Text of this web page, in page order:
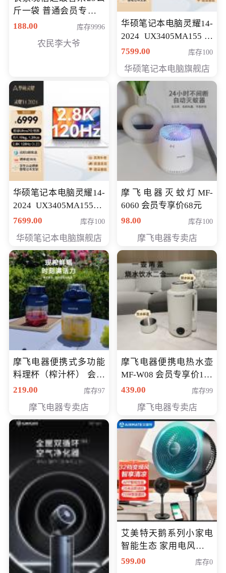
斤一袋 普通会员专享价
格178元
188.00 库存9996
农民李大爷
华硕笔记本电脑灵耀14-
2024 UX3405MA155冰
川银 oled 智慧轻薄本 会
7599.00 库存100
华硕笔记本电脑旗舰店
华硕笔记本电脑灵耀14-
2024 UX3405MA155夜
空蓝 oled 智慧轻薄本 会
7699.00 库存100
华硕笔记本电脑旗舰店
摩飞电器灭蚊灯MF-
6060 会员专享价68元
98.00
库存100
摩飞电器专卖店
摩飞电器便携式多功能
料理杯（榨汁杯） 会员
专享价118元
219.00 库存97
摩飞电器专卖店
摩飞电器便携电热水壶
MF-W08 会员专享价198
元
439.00 库存99
摩飞电器专卖店
艾美特天鹅系列小家电
智能生态 家用电风扇直
流变频节能轻音空气循
599.00 库存0